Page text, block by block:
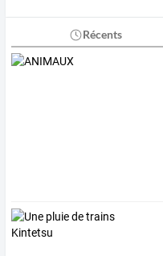
Récents